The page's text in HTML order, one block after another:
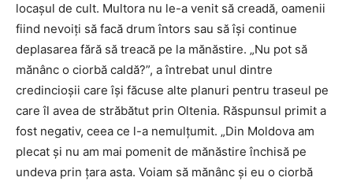
locașul de cult. Multora nu le-a venit să creadă, oamenii
fiind nevoiți să facă drum întors sau să își continue
deplasarea fără să treacă pe la mănăstire. „Nu pot să
mănânc o ciorbă caldă?”, a întrebat unul dintre
credincioșii care își făcuse alte planuri pentru traseul pe
care îl avea de străbătut prin Oltenia. Răspunsul primit a
fost negativ, ceea ce l-a nemulțumit. „Din Moldova am
plecat și nu am mai pomenit de mănăstire închisă pe
undeva prin țara asta. Voiam să mănânc și eu o ciorbă